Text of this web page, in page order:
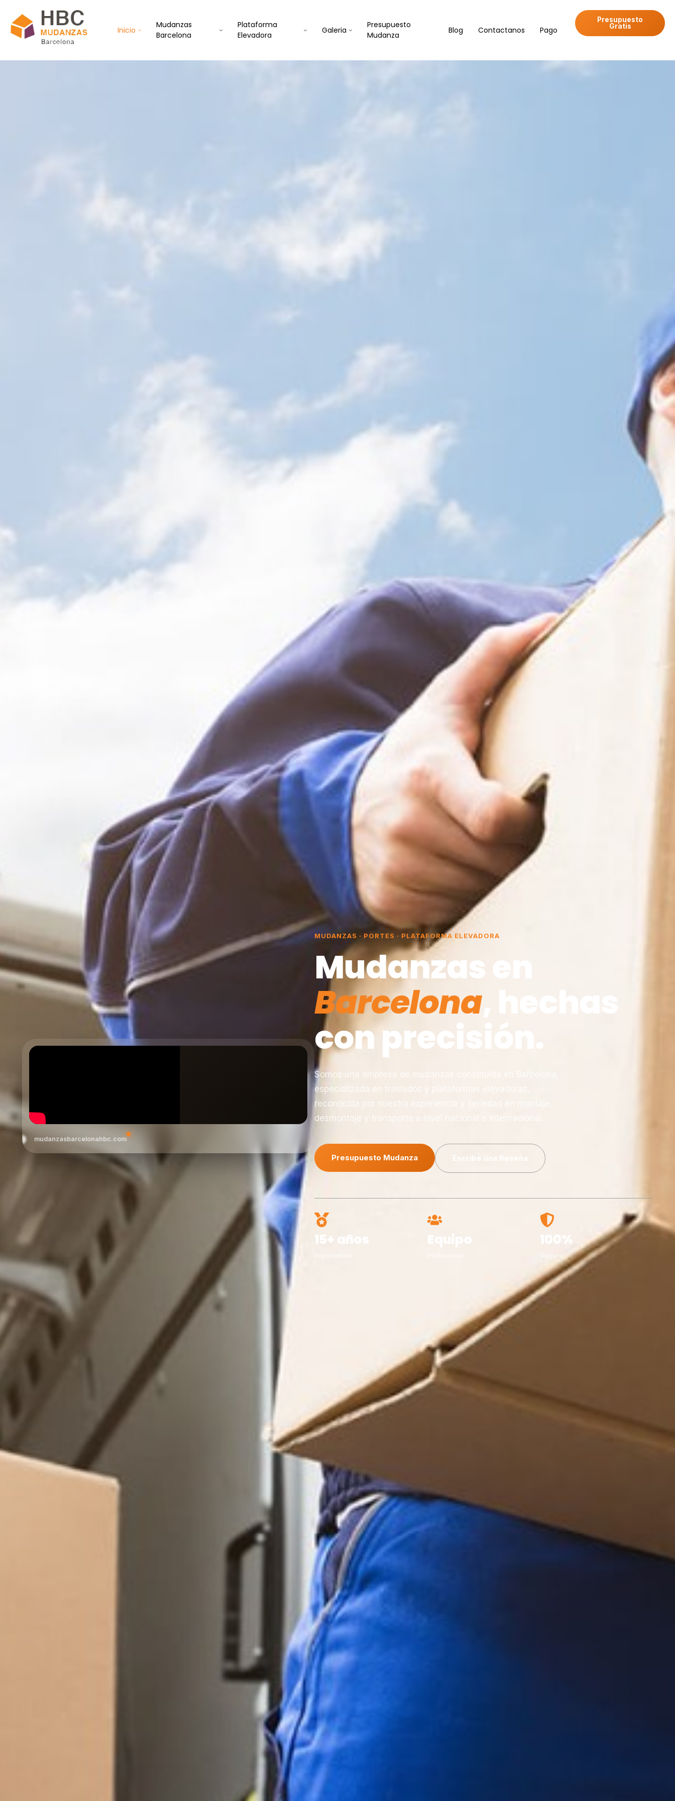
Inicio
Mudanzas
Barcelona
Plataforma
Elevadora
Galeria
Presupuesto
Mudanza
Blog Contactanos Pago
Presupuesto
Gratis
mudanzasbarcelonahbc.com
MUDANZAS · PORTES · PLATAFORMA ELEVADORA
Mudanzas en
Barcelona, hechas
con precisión.
Somos una empresa de mudanzas constituida en Barcelona,
especializada en traslados y plataformas elevadoras,
reconocida por nuestra experiencia y seriedad en montaje,
desmontaje y transporte a nivel nacional e internacional.
Presupuesto Mudanza Escribe una Reseña
15+ años Equipo 100%
Seguro